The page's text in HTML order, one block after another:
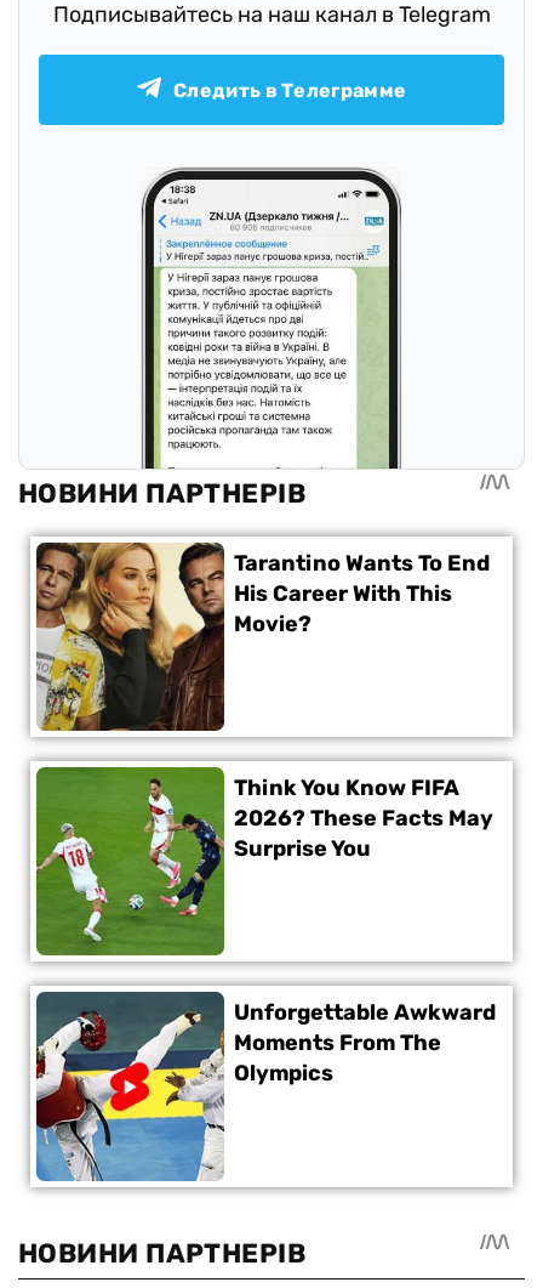
Подписывайтесь на наш канал в Telegram
Следить в Телеграмме